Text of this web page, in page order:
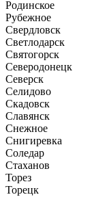
Родинское
Рубежное
Свердловск
Светлодарск
Святогорск
Северодонецк
Северск
Селидово
Скадовск
Славянск
Снежное
Снигиревка
Соледар
Стаханов
Торез
Торецк